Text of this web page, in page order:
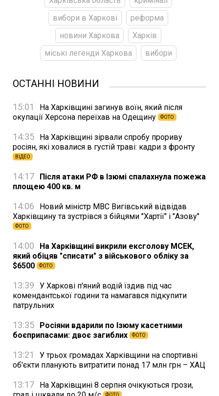
вибори в Харкові
реформа
новини Харкова
Харків
міські легенди Харкова
вибори
ОСТАННІ НОВИНИ
15:01
На Харківщині загинув воїн, який після
окупації Херсона переїхав на Одещину
ФОТО
14:35
На Харківщині зірвали спробу прориву
росіян, які ховалися в густій траві: кадри з фронту
ВІДЕО
14:17
Після атаки РФ в Ізюмі спалахнула пожежа
площею 400 кв. м
14:06
Новий міністр МВС Вигівський відвідав
Харківщину та зустрівся з бійцями "Хартії" і "Азову"
ФОТО
14:00
На Харківщині викрили ексголову МСЕК,
який обіцяв "списати" з військового обліку за
$6500
ФОТО
13:39
У Харкові п'яний водій їздив під час
комендантської години та намагався підкупити
патрульних
13:35
Росіяни вдарили по Ізюму касетними
боєприпасами: двоє загиблих
ФОТО
13:21
У трьох громадах Харківщини на спортивні
об'єкти планують витратити понад 17 млн грн – ХАЦ
13:17
На Харківщині 8 серпня очікуються грози,
ФОТО